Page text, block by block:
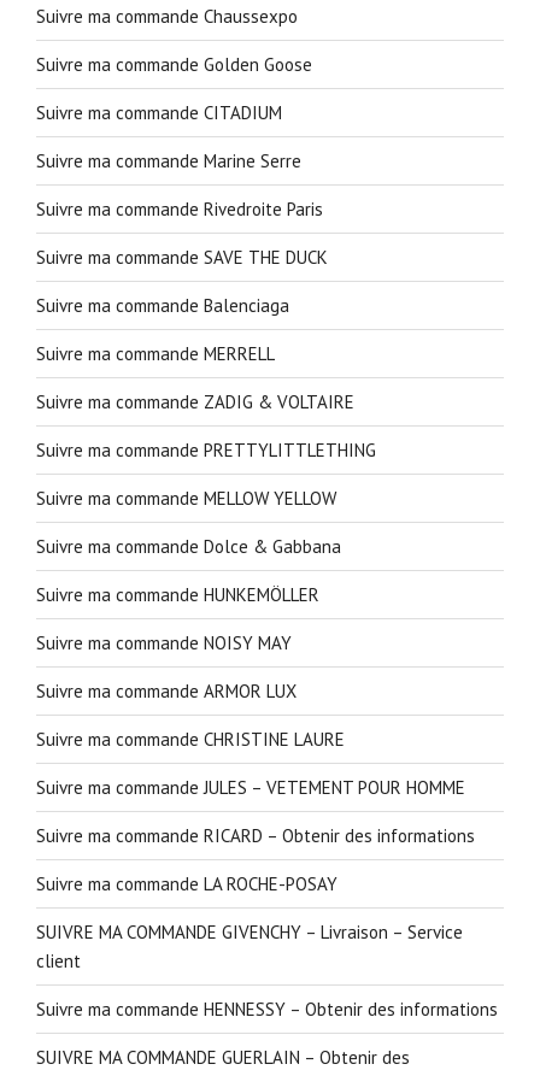
Suivre ma commande Chaussexpo
Suivre ma commande Golden Goose
Suivre ma commande CITADIUM
Suivre ma commande Marine Serre
Suivre ma commande Rivedroite Paris
Suivre ma commande SAVE THE DUCK
Suivre ma commande Balenciaga
Suivre ma commande MERRELL
Suivre ma commande ZADIG & VOLTAIRE
Suivre ma commande PRETTYLITTLETHING
Suivre ma commande MELLOW YELLOW
Suivre ma commande Dolce & Gabbana
Suivre ma commande HUNKEMÖLLER
Suivre ma commande NOISY MAY
Suivre ma commande ARMOR LUX
Suivre ma commande CHRISTINE LAURE
Suivre ma commande JULES – VETEMENT POUR HOMME
Suivre ma commande RICARD – Obtenir des informations
Suivre ma commande LA ROCHE-POSAY
SUIVRE MA COMMANDE GIVENCHY – Livraison – Service
client
Suivre ma commande HENNESSY – Obtenir des informations
SUIVRE MA COMMANDE GUERLAIN – Obtenir des